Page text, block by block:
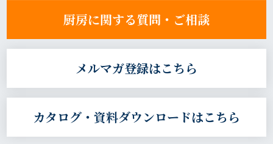
厨房に関する質問・ご相談
メルマガ登録はこちら
カタログ・資料ダウンロードはこちら